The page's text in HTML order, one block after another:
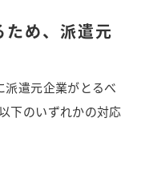
ため、派遣元
派遣元企業がとるべ
下のいずれかの対応